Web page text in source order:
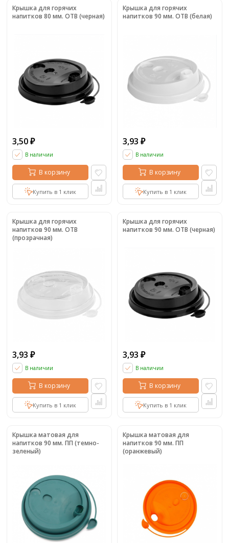
Крышка для горячих
напитков 80 мм. ОТВ (черная)
3,50 ₽
В наличии
В корзину
Купить в 1 клик
Крышка для горячих
напитков 90 мм. ОТВ (белая)
3,93 ₽
В наличии
В корзину
Купить в 1 клик
Крышка для горячих
напитков 90 мм. ОТВ
(прозрачная)
3,93 ₽
В наличии
В корзину
Купить в 1 клик
Крышка для горячих
напитков 90 мм. ОТВ (черная)
3,93 ₽
В наличии
В корзину
Купить в 1 клик
Крышка матовая для
напитков 90 мм. ПП (темно-
зеленый)
Крышка матовая для
напитков 90 мм. ПП
(оранжевый)